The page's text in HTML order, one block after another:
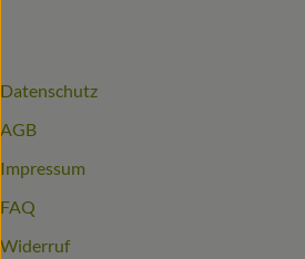
Datenschutz
AGB
Impressum
FAQ
Widerruf